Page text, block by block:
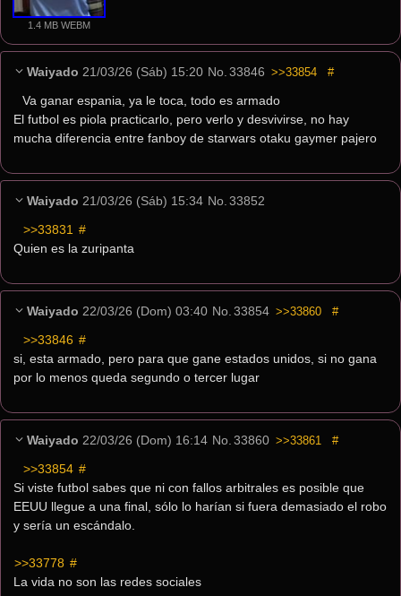
1.4 MB WEBM
Waiyado 21/03/26 (Sáb) 15:20 No. 33846 >>33854 #
Va ganar espania, ya le toca, todo es armado
El futbol es piola practicarlo, pero verlo y desvivirse, no hay
mucha diferencia entre fanboy de starwars otaku gaymer pajero
Waiyado 21/03/26 (Sáb) 15:34 No. 33852
>>33831 #
Quien es la zuripanta
Waiyado 22/03/26 (Dom) 03:40 No. 33854 >>33860 #
>>33846 #
si, esta armado, pero para que gane estados unidos, si no gana
por lo menos queda segundo o tercer lugar
Waiyado 22/03/26 (Dom) 16:14 No. 33860 >>33861 #
>>33854 #
Si viste futbol sabes que ni con fallos arbitrales es posible que
EEUU llegue a una final, sólo lo harían si fuera demasiado el robo
y sería un escándalo.
>>33778 #
La vida no son las redes sociales